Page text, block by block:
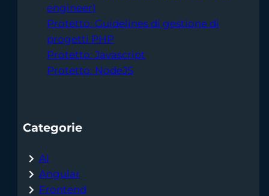
engineer)
Protetto: Guidelines di gestione di
progetti PHP
Protetto: Javascript
Protetto: NodeJS
Categorie
AI
Angular
Frontend